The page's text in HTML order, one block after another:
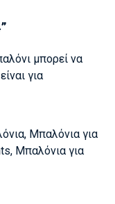
μπορεί να
για
, Μπαλόνια για
, Μπαλόνια για